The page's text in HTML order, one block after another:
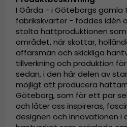
I Gårda - i Göteborgs
fabrikskvarter - föddes
stolta hattproduktionen
området, när skottar,
affärsmän och skickliga
tillverkning och produktion
sedan, i den här delen av
möjligt att producera
Göteborg, som för ett par
och låter oss inspireras,
designen och innovationen i